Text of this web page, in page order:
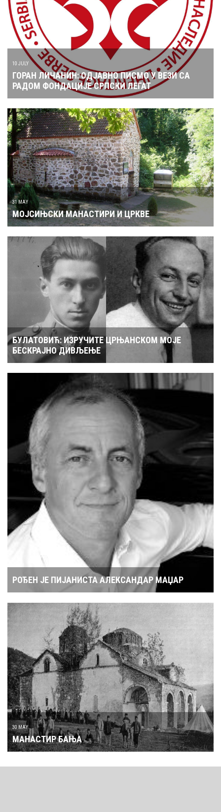
10 JULY
ГОРАН ЛИЧАНИН: ОДЈАВНО ПИСМО У ВЕЗИ СА
РАДОМ ФОНДАЦИЈЕ СРПСКИ ЛЕГАТ
31 MAY
МОЈСИЊСКИ МАНАСТИРИ И ЦРКВЕ
БУЛАТОВИЋ: ИЗРУЧИТЕ ЦРЊАНСКОМ МОЈЕ
БЕСКРАЈНО ДИВЉЕЊЕ
РОЂЕН ЈЕ ПИЈАНИСТА АЛЕКСАНДАР МАЏАР
30 MAY
МАНАСТИР БАЊА